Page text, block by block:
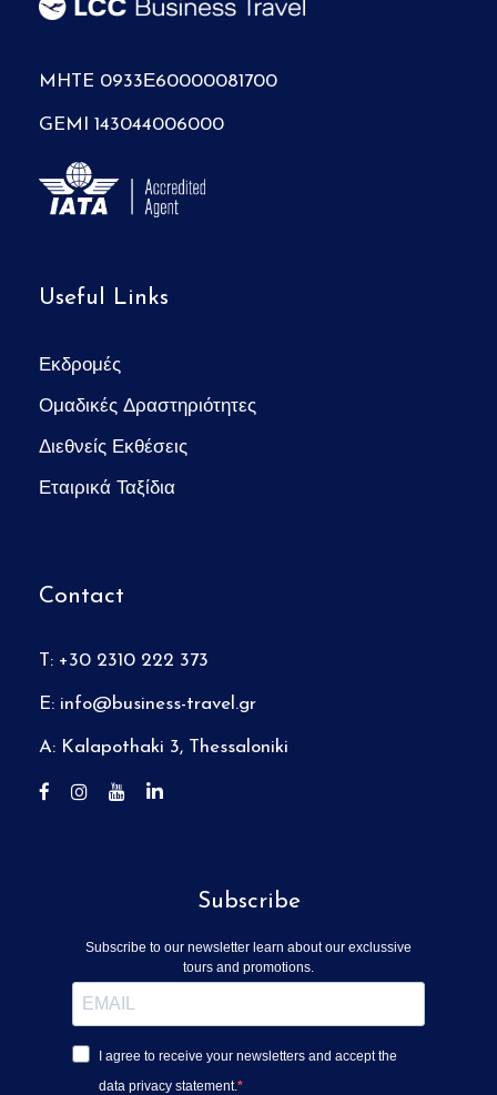
MHTE 0933Ε60000081700
GEMI 143044006000
Useful Links
Εκδρομές
Ομαδικές Δραστηριότητες
Διεθνείς Εκθέσεις
Εταιρικά Ταξίδια
Contact
T: +30 2310 222 373
E: info@business-travel.gr
A: Kalapothaki 3, Thessaloniki
Subscribe
Subscribe to our newsletter learn about our exclussive
tours and promotions.
I agree to receive your newsletters and accept the
data privacy statement.